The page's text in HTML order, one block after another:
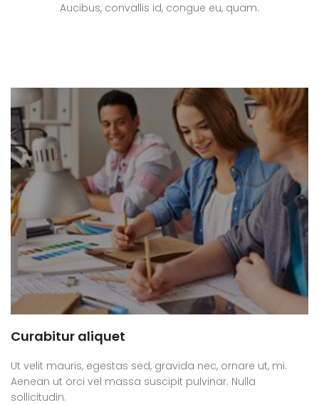
Aucibus, convallis id, congue eu, quam.
Curabitur aliquet
Ut velit mauris, egestas sed, gravida nec, ornare ut, mi.
Aenean ut orci vel massa suscipit pulvinar. Nulla
sollicitudin.